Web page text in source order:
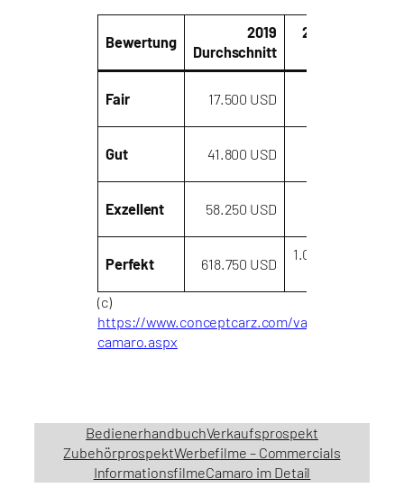
Bewertung
2019
Durchschnitt
2019 bis
Fair 17.500 USD
Gut 41.800 USD
Exzellent 58.250 USD
Perfekt 618.750 USD
1.094.500
(c)
https://www.conceptcarz.com/valuation/170/
camaro.aspx
BedienerhandbuchVerkaufsprospekt
ZubehörprospektWerbefilme – Commercials
InformationsfilmeCamaro im Detail